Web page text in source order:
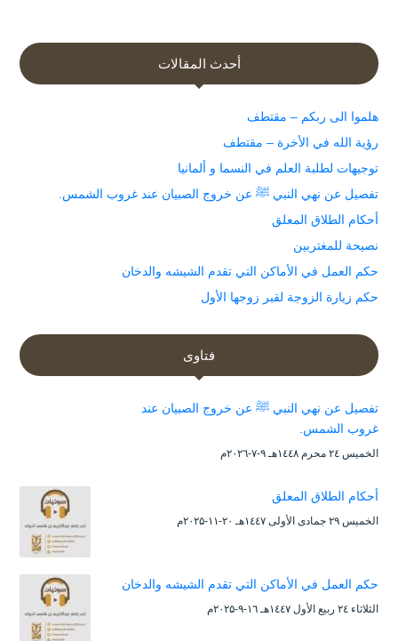
أحدث المقالات
هلموا الى ربكم – مقتطف
رؤية الله في الأخرة – مقتطف
توجيهات لطلبة العلم في النسما و ألمانيا
تفصيل عن نهي النبي ﷺ عن خروج الصبيان عند غروب الشمس.
أحكام الطلاق المعلق
نصيحة للمغتربين
حكم العمل في الأماكن التي تقدم الشيشه والدخان
حكم زيارة الزوجة لقبر زوجها الأول
فتاوى
تفصيل عن نهي النبي ﷺ عن خروج الصبيان عند
غروب الشمس.
الخميس ۲٤ محرم ۱٤٤۸هـ ۹-۷-۲۰۲٦م
أحكام الطلاق المعلق
الخميس ۲۹ جمادى الأولى ۱٤٤۷هـ ۲۰-۱۱-۲۰۲۵م
حكم العمل في الأماكن التي تقدم الشيشه والدخان
الثلاثاء ۲٤ ربيع الأول ۱٤٤۷هـ ۱٦-۹-۲۰۲۵م